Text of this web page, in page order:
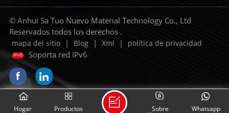
© Anhui Sa Tuo Nuevo Material Technology Co., Ltd
Reservados todos los derechos .
mapa del sitio | Blog | Xml | política de privacidad
Soporta red IPv6
Hogar Productos Whatsapp
Sobre